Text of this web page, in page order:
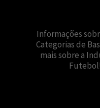
Informações
Categorias de
mais sobre a
Futebol!